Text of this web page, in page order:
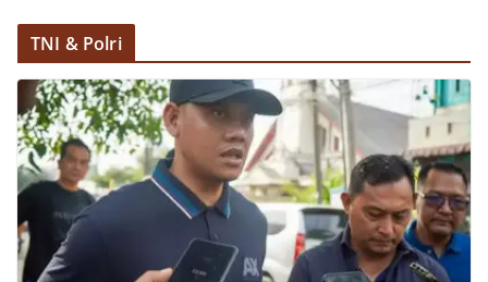
TNI & Polri